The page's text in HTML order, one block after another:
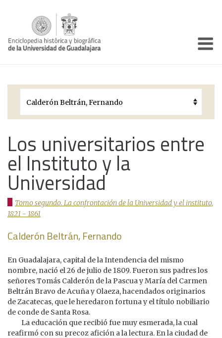
Períodos Históricos
Galería
Documentos institucionales
Los universitarios entre
el Instituto y la
Universidad
Tomo segundo. La confrontación de la Universidad y el instituto,
1821 - 1861
Calderón Beltrán, Fernando
En Guadalajara, capital de la Intendencia del mismo
nombre, nació el 26 de julio de 1809. Fueron sus padres los
señores Tomás Calderón de la Pascua y María del Carmen
Beltrán Bravo de Acuña y Olaeza, hacendados originarios
de Zacatecas, que le heredaron fortuna y el título nobiliario
de conde de Santa Rosa.
La educación que recibió fue muy esmerada, la cual
reafirmó con su precoz afición a la lectura. En la ciudad de